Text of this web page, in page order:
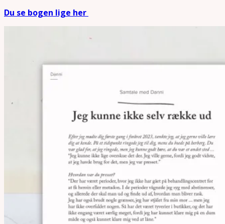
Du se bogen lige her